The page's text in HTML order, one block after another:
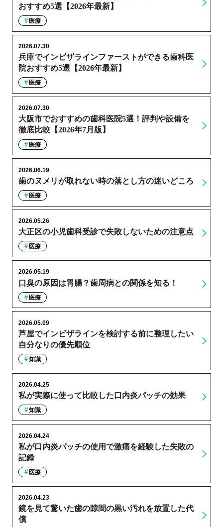
おすすめ5選【2026年最新】
医療
兵庫でインビザラインファーストができる歯科医
院おすすめ5選【2026年最新】
2026.07.30
医療
大阪市でおすすめの歯科医院5選！評判や設備を
徹底比較【2026年7月版】
2026.07.30
医療
歯のヌメリが取れない時の落とし方の迷いどころ
2026.06.19
医療
大正区の小児歯科受診で失敗しないための注意点
2026.05.26
医療
口臭の原因は胃腸？歯周病との関係を知る！
2026.05.19
医療
芦屋でインビザラインを検討する前に整理したい
自分なりの優先順位
2026.05.09
知識
私が実際に使って比較した口内炎パッチの効果
2026.04.25
知識
私が口内炎パッチの使用で激痛を経験した失敗の
記録
2026.04.24
医療
鏡を見て驚いた歯の隙間の黒い汚れを放置した代
償
2026.04.23